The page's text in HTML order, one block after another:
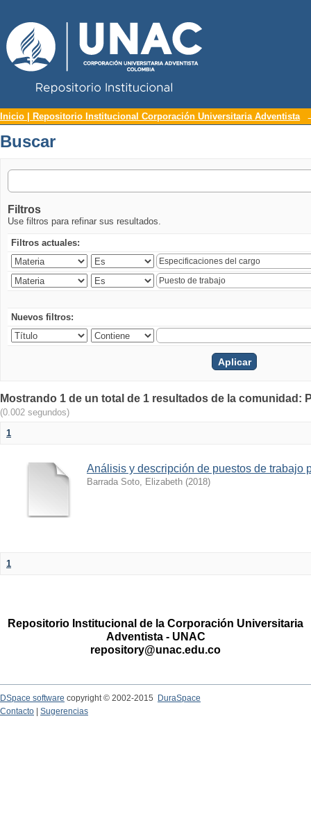
Buscar
Inicio | Repositorio Institucional Corporación Universitaria Adventista
Buscar
Filtros
Use filtros para refinar sus resultados.
Filtros actuales:
Nuevos filtros:
Mostrando 1 de un total de 1 resultados de la comunidad:
(0.002 segundos)
1
Análisis y descripción de puestos de trabajo
Barrada Soto, Elizabeth (2018)
1
Repositorio Institucional de la Corporación Universitaria
Adventista - UNAC
repository@unac.edu.co
DSpace software copyright © 2002-2015
DuraSpace
Contacto
Sugerencias